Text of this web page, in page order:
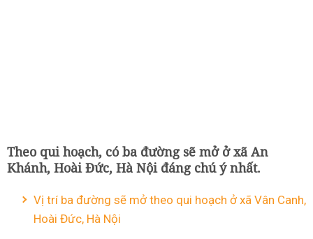
Theo qui hoạch, có ba đường sẽ mở ở xã An
Khánh, Hoài Đức, Hà Nội đáng chú ý nhất.
Vị trí ba đường sẽ mở theo qui hoạch ở xã Vân Canh,
Hoài Đức, Hà Nội